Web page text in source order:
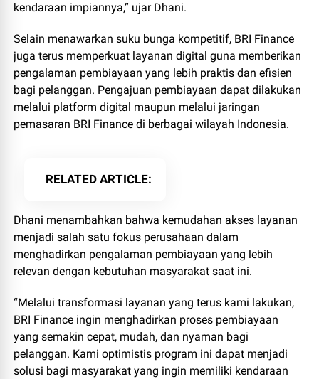
kendaraan impiannya,” ujar Dhani.
Selain menawarkan suku bunga kompetitif, BRI Finance
juga terus memperkuat layanan digital guna memberikan
pengalaman pembiayaan yang lebih praktis dan efisien
bagi pelanggan. Pengajuan pembiayaan dapat dilakukan
melalui platform digital maupun melalui jaringan
pemasaran BRI Finance di berbagai wilayah Indonesia.
RELATED ARTICLE
Dhani menambahkan bahwa kemudahan akses layanan
menjadi salah satu fokus perusahaan dalam
menghadirkan pengalaman pembiayaan yang lebih
relevan dengan kebutuhan masyarakat saat ini.
“Melalui transformasi layanan yang terus kami lakukan,
BRI Finance ingin menghadirkan proses pembiayaan
yang semakin cepat, mudah, dan nyaman bagi
pelanggan. Kami optimistis program ini dapat menjadi
solusi bagi masyarakat yang ingin memiliki kendaraan